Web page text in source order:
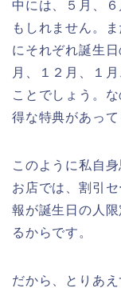
中には、５月、
もしれません。
にそれぞれ誕生
月、１２月、１
ことでしょう。
得な特典があっ
このように私自
お店では、割引
報が誕生日の人
るからです。
だから、とりあ